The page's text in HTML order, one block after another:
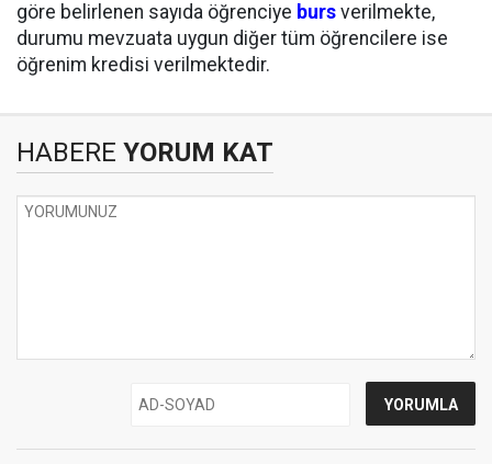
göre belirlenen sayıda öğrenciye burs verilmekte,
durumu mevzuata uygun diğer tüm öğrencilere ise
öğrenim kredisi verilmektedir.
HABERE YORUM KAT